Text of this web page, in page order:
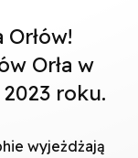
Orła w
roku.
wyjeżdżają